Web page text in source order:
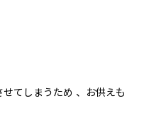
てしまうため 、お供えも